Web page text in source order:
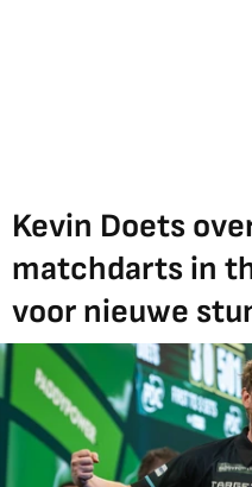
Kevin Doets
matchdarts in
voor nieuwe